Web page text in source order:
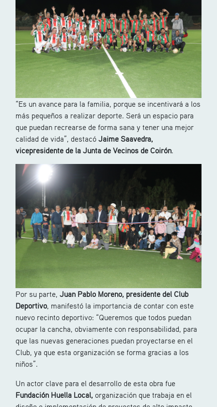
“Es un avance para la familia, porque se incentivará a los
más pequeños a realizar deporte. Será un espacio para
que puedan recrearse de forma sana y tener una mejor
calidad de vida”, destacó Jaime Saavedra,
vicepresidente de la Junta de Vecinos de Coirón.
Por su parte, Juan Pablo Moreno, presidente del Club
Deportivo, manifestó la importancia de contar con este
nuevo recinto deportivo: “Queremos que todos puedan
ocupar la cancha, obviamente con responsabilidad, para
que las nuevas generaciones puedan proyectarse en el
Club, ya que esta organización se forma gracias a los
niños”.
Un actor clave para el desarrollo de esta obra fue
Fundación Huella Local, organización que trabaja en el